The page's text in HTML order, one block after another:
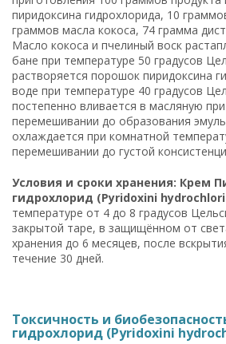
пиридоксина гидрохлорида, 10
граммов масла кокоса, 74 грамма
Масло кокоса и пчелиный воск
бане при температуре 50 градусов
растворяется порошок пиридоксина
воде при температуре 40 градусов
постепенно вливается в масляную
перемешивании до образования
охлаждается при комнатной
перемешивании до густой
Условия и сроки хранения: Крем
гидрохлорид (Pyridoxini
температуре от 4 до 8 градусов
закрытой таре, в защищённом от
хранения до 6 месяцев, после
течение 30 дней.
Токсичность и
гидрохлорид (Pyridoxini